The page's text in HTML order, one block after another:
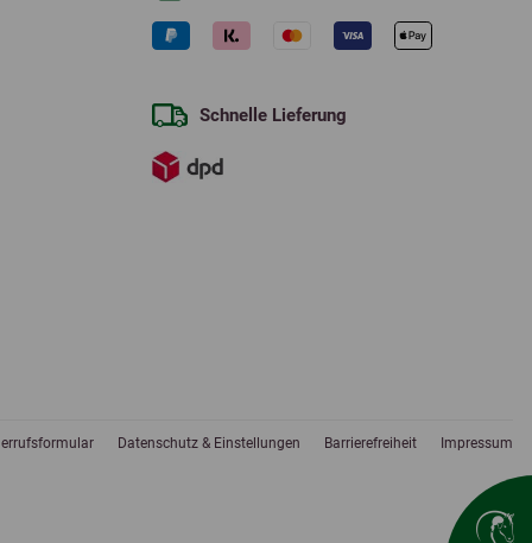
Schnelle Lieferung
Datenschutz & Einstellungen Barrierefreiheit Impressum